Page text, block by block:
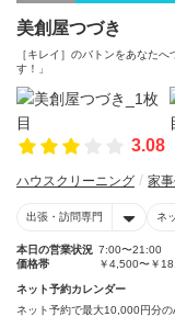
美創屋つづき
［キレイ］のバトンをあなた
す！」
3.08
ハウスクリーニング 家
出張・訪問専門 ネ
本日の営業状況 7:00〜21:00
価格帯
￥4,500〜￥
ネット予約カレンダー
ネット予約で最大10,000円分